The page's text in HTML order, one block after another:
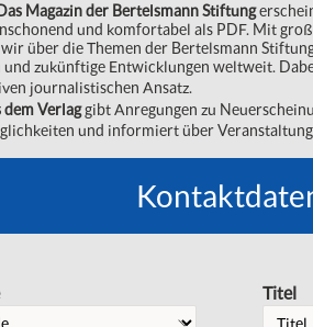
Magazin der Bertelsmann Stiftung
und komfortabel als PDF. Mit
über die Themen der Bertelsmann
zukünftige Entwicklungen weltweit.
journalistischen Ansatz.
dem Verlaggibt Anregungen zu
und informiert über
Titel